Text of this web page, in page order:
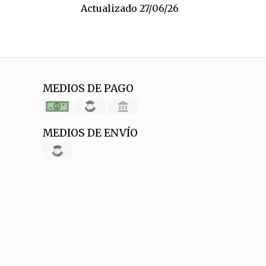
Actualizado 27/06/26
MEDIOS DE PAGO
MEDIOS DE ENVÍO